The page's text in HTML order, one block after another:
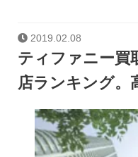
2019.02.08
ティファニー買
店ランキング。